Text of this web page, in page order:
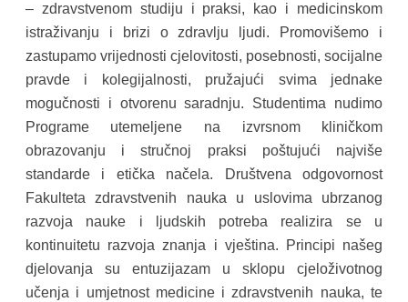
– zdravstvenom studiju i praksi, kao i medicinskom
istraživanju i brizi o zdravlju ljudi. Promovišemo i
zastupamo vrijednosti cjelovitosti, posebnosti, socijalne
pravde i kolegijalnosti, pružajući svima jednake
mogučnosti i otvorenu saradnju. Studentima nudimo
Programe utemeljene na izvrsnom kliničkom
obrazovanju i stručnoj praksi poštujući najviše
standarde i etička načela. Društvena odgovornost
Fakulteta zdravstvenih nauka u uslovima ubrzanog
razvoja nauke i ljudskih potreba realizira se u
kontinuitetu razvoja znanja i vještina. Principi našeg
djelovanja su entuzijazam u sklopu cjeloživotnog
učenja i umjetnost medicine i zdravstvenih nauka, te